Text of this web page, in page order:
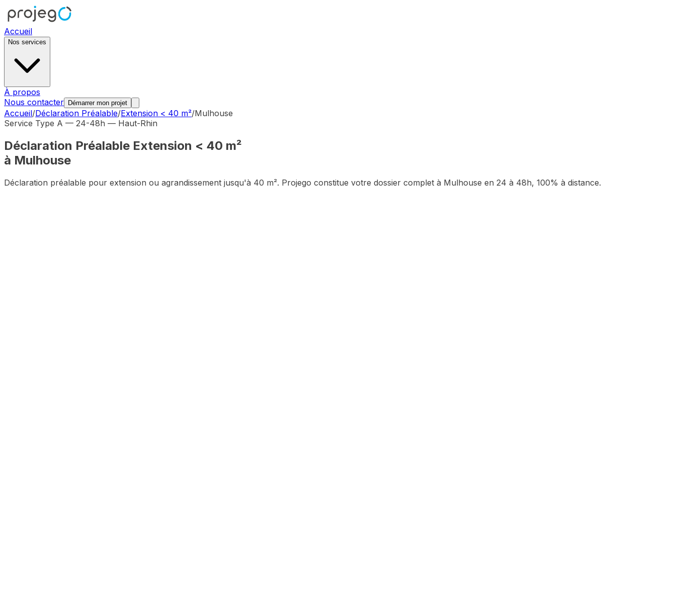
Accueil
Nos services
À propos
Nous contacter
Démarrer mon projet
Accueil/Déclaration Préalable/Extension < 40 m²/Mulhouse
Service Type A — 24-48h — Haut-Rhin
Déclaration Préalable Extension < 40 m²
à Mulhouse
Déclaration préalable pour extension ou agrandissement jusqu'à 40 m². Projego constitue votre dossier complet à Mulhouse en 24 à 48h, 100% à distance.